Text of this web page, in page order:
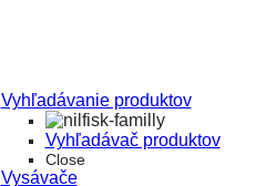
Vyhľadávanie produktov
Vyhľadávač produktov
Close
Vysávače